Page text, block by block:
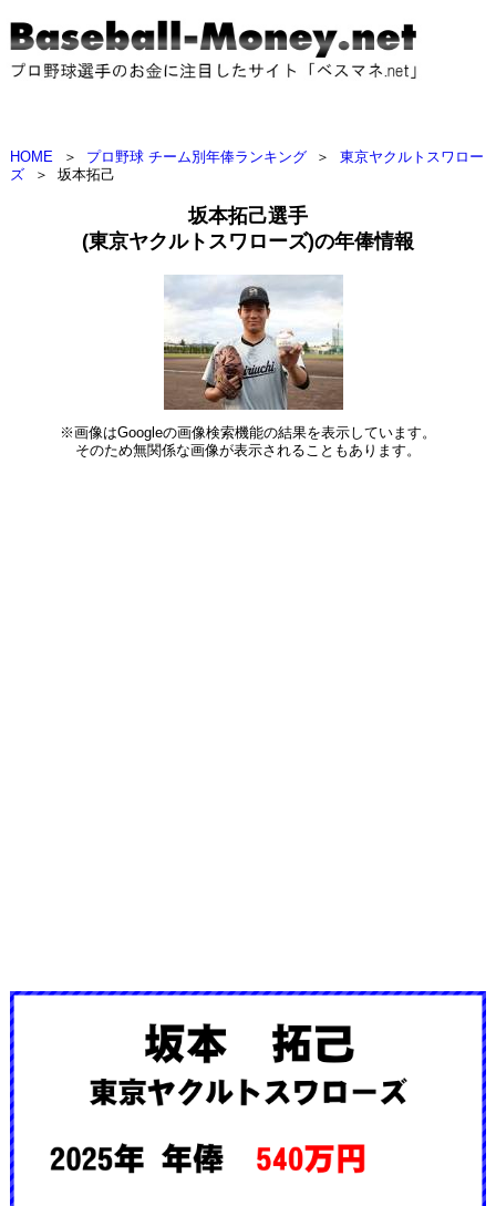
HOME ＞ プロ野球 チーム別年俸ランキング ＞
東京ヤクルトスワロー
ズ
＞ 坂本拓己
坂本拓己選手
(東京ヤクルトスワローズ)の年俸情報
※画像はGoogleの画像検索機能の結果を表示しています。
そのため無関係な画像が表示されることもあります。